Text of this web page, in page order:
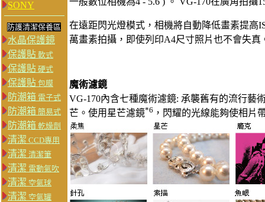
SONY
防護清潔保養區
水晶保護鏡
保護貼 軟式
保護貼 硬式
保護貼 包膜
防潮箱 電子式
防潮箱 簡易式
防潮箱 乾燥劑
清潔 CCD專用
清潔 清潔筆
清潔 電動氣吹
清潔 空氣球
清潔 空氣罐
在遠距閃光燈模式，相機將自動降低畫素提高
萬畫素拍攝，即使列印A4尺寸照片也不會失真
魔術濾鏡
VG-170內含七種魔術濾鏡: 承襲舊有的流行藝
芒。使用星芒濾鏡*6 ，閃耀的光線能夠使相片